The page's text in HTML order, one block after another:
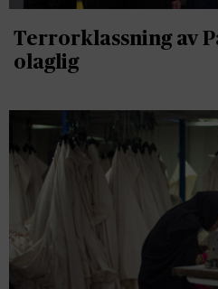
Terrorklassning av
olaglig